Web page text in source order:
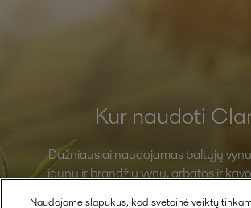
Kur naudoti
Dažniausiai naudojamas baltųjų
jaunų ir brandžių vynų, arbatos ir
Naudojame slapukus, kad svetainė veiktų